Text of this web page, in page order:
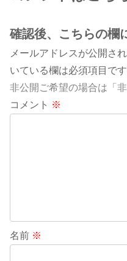
確認後、こちらの欄
メールアドレスが公開さ
いている欄は必須項目です
非公開ご希望の場合は「
コメント ※
名前 ※